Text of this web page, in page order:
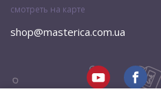
смотреть на карте
shop@masterica.com.ua